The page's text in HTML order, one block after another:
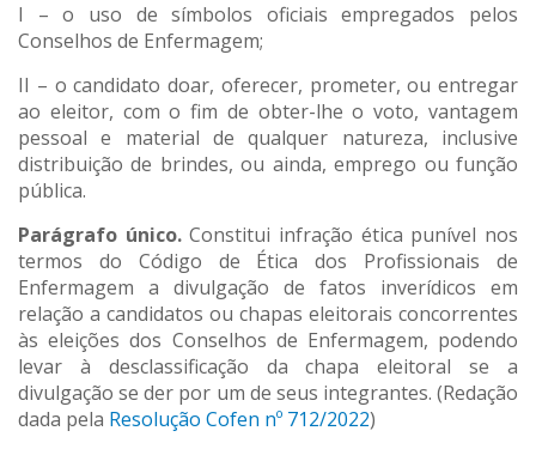
I – o uso de símbolos oficiais empregados pelos
Conselhos de Enfermagem;
II – o candidato doar, oferecer, prometer, ou entregar
ao eleitor, com o fim de obter-lhe o voto, vantagem
pessoal e material de qualquer natureza, inclusive
distribuição de brindes, ou ainda, emprego ou função
pública.
Parágrafo único.Constitui infração ética punível nos
termos do Código de Ética dos Profissionais de
Enfermagem a divulgação de fatos inverídicos em
relação a candidatos ou chapas eleitorais concorrentes
às eleições dos Conselhos de Enfermagem, podendo
levar à desclassificação da chapa eleitoral se a
divulgação se der por um de seus integrantes. (Redação
dada pela Resolução Cofen nº 712/2022)